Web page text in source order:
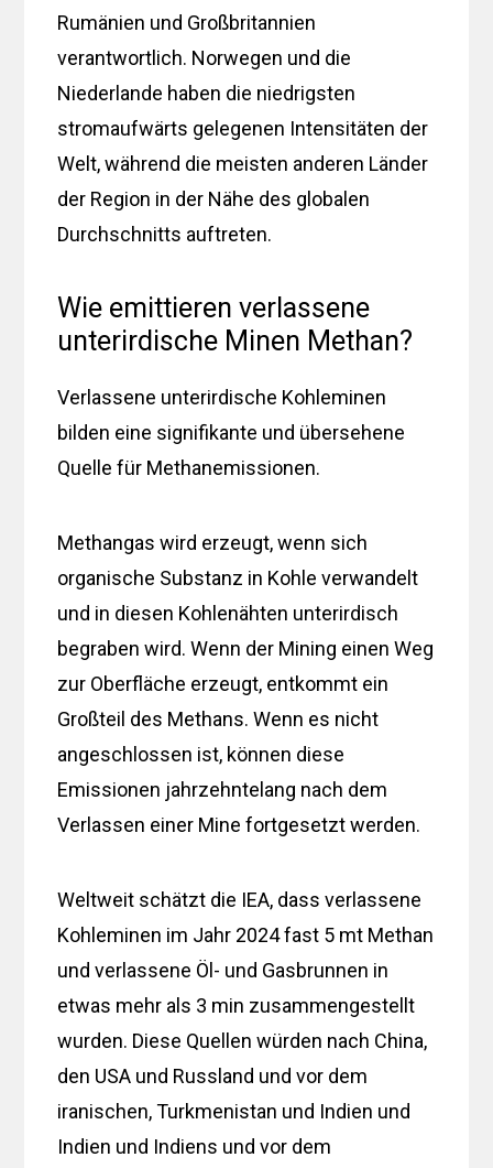
Rumänien und Großbritannien
verantwortlich. Norwegen und die
Niederlande haben die niedrigsten
stromaufwärts gelegenen Intensitäten der
Welt, während die meisten anderen Länder
der Region in der Nähe des globalen
Durchschnitts auftreten.
Wie emittieren verlassene
unterirdische Minen Methan?
Verlassene unterirdische Kohleminen
bilden eine signifikante und übersehene
Quelle für Methanemissionen.
Methangas wird erzeugt, wenn sich
organische Substanz in Kohle verwandelt
und in diesen Kohlenähten unterirdisch
begraben wird. Wenn der Mining einen Weg
zur Oberfläche erzeugt, entkommt ein
Großteil des Methans. Wenn es nicht
angeschlossen ist, können diese
Emissionen jahrzehntelang nach dem
Verlassen einer Mine fortgesetzt werden.
Weltweit schätzt die IEA, dass verlassene
Kohleminen im Jahr 2024 fast 5 mt Methan
und verlassene Öl- und Gasbrunnen in
etwas mehr als 3 min zusammengestellt
wurden. Diese Quellen würden nach China,
den USA und Russland und vor dem
iranischen, Turkmenistan und Indien und
Indien und Indiens und vor dem